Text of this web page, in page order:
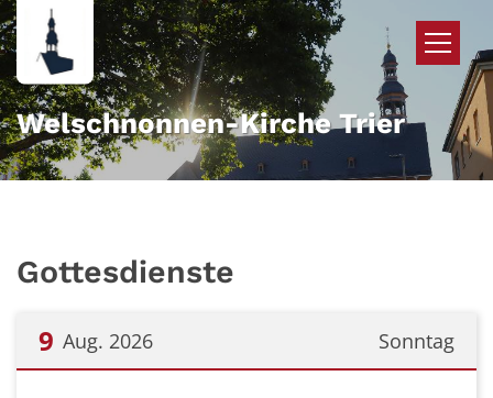
Zum Inhalt springen
Welschnonnen-Kirche Trier
Gottesdienste
Sonntag
9 Aug. 2026